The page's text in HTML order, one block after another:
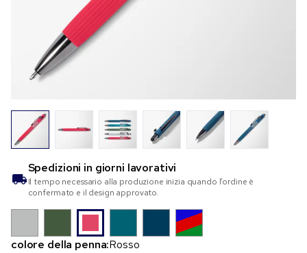
Spedizioni in giorni lavorativi
Il tempo necessario alla produzione inizia quando l’ordine è
confermato e il design approvato.
colore della penna:Rosso